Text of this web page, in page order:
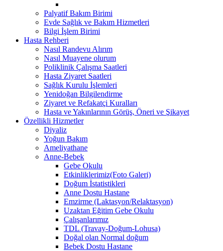
Palyatif Bakım Birimi
Evde Sağlık ve Bakım Hizmetleri
Bilgi İşlem Birimi
Hasta Rehberi
Nasıl Randevu Alırım
Nasıl Muayene olurum
Poliklinik Çalışma Saatleri
Hasta Ziyaret Saatleri
Sağlık Kurulu İşlemleri
Yenidoğan Bilgilendirme
Ziyaret ve Refakatçi Kuralları
Hasta ve Yakınlarının Görüş, Öneri ve Şikayet
Özellikli Hizmetler
Diyaliz
Yoğun Bakım
Ameliyathane
Anne-Bebek
Gebe Okulu
Etkinliklerimiz(Foto Galeri)
Doğum İstatistikleri
Anne Dostu Hastane
Emzirme (Laktasyon/Relaktasyon)
Uzaktan Eğitim Gebe Okulu
Çalışanlarımız
TDL (Travay-Doğum-Lohusa)
Doğal olan Normal doğum
Bebek Dostu Hastane